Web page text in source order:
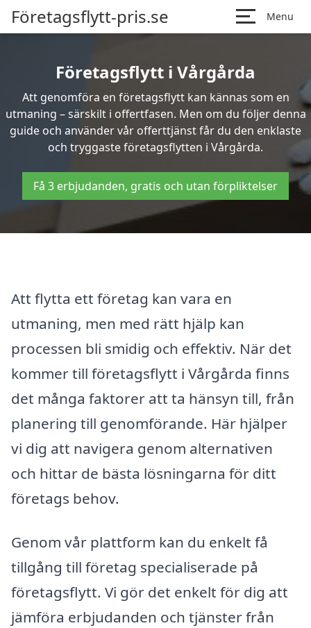
Företagsflytt-pris.se Menu
Företagsflytt i Vårgårda
Att genomföra en företagsflytt kan kännas som en
utmaning – särskilt i offertfasen. Men om du följer denna
guide och använder vår offerttjänst får du den enklaste
och tryggaste företagsflytten i Vårgårda.
Få 3 erbjudanden, gratis och utan förpliktelser
Att flytta ett företag kan vara en
utmaning, men med rätt hjälp kan
processen bli smidig och effektiv. När det
kommer till företagsflytt i Vårgårda finns
det många faktorer att ta hänsyn till, från
planering till genomförande. Här hjälper
vi dig att navigera genom alternativen
och hittar de bästa lösningarna för ditt
företags behov.
Genom vår plattform kan du enkelt få
tillgång till företag specialiserade på
företagsflytt. Vi gör det enkelt för dig att
jämföra erbjudanden och tjänster från